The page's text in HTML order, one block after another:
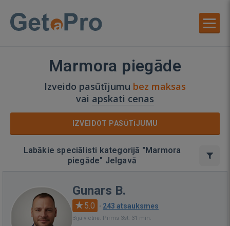
Marmora piegāde
Izveido pasūtījumu bez maksas
vai apskati cenas
IZVEIDOT PASŪTĪJUMU
Labākie speciālisti kategorijā "Marmora
piegāde" Jelgavā
Gunars B.
5.0 · 243 atsauksmes
Bija vietnē: Pirms 3st. 31 min.